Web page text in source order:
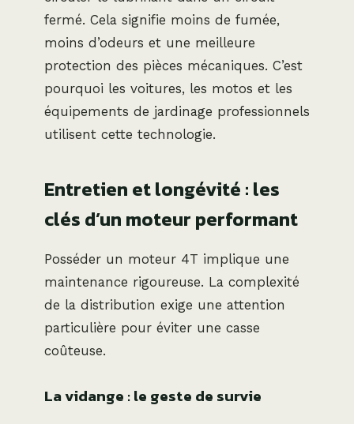
fermé. Cela signifie moins de fumée,
moins d’odeurs et une meilleure
protection des pièces mécaniques. C’est
pourquoi les voitures, les motos et les
équipements de jardinage professionnels
utilisent cette technologie.
Entretien et longévité : les
clés d’un moteur performant
Posséder un moteur 4T implique une
maintenance rigoureuse. La complexité
de la distribution exige une attention
particulière pour éviter une casse
coûteuse.
La vidange : le geste de survie